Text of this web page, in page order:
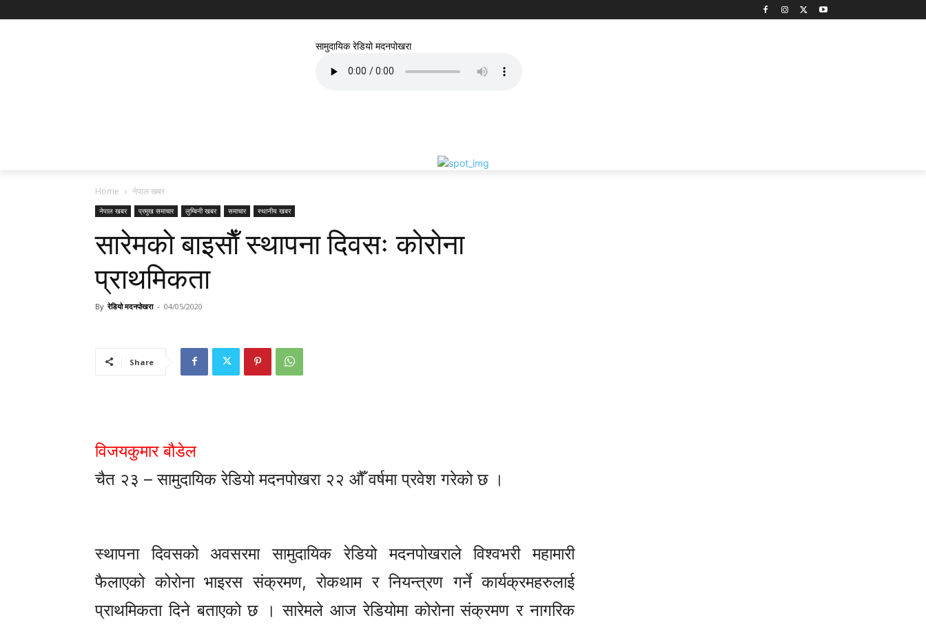
सामुदायिक रेडियो मदनपोखरा
Home नेपाल खबर
नेपाल खबर प्रमुख समाचार लुम्बिनी खबर समाचार स्थानीय खबर
सारेमकाे बाइसाैँ स्थापना दिवसः काेराेना
प्राथमिकता
By रेडियो मदनपोखरा - 04/05/2020
Share
विजयकुमार बौडेल
चैत २३ – सामुदायिक रेडियो मदनपोखरा २२ औँ वर्षमा प्रवेश गरेको छ ।
स्थापना दिवसको अवसरमा सामुदायिक रेडियो मदनपोखराले विश्वभरी महामारी
फैलाएको कोरोना भाइरस संक्रमण, रोकथाम र नियन्त्रण गर्ने कार्यक्रमहरुलाई
प्राथमिकता दिने बताएको छ । सारेमले आज रेडियोमा कोरोना संक्रमण र नागरिक